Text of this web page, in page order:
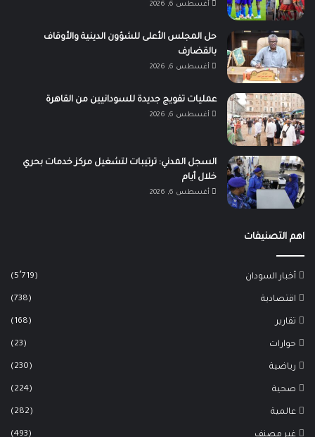
أغسطس 6, 2026
حل المجلس الأعلى للشؤون الدينية والأوقاف
بالقضارف
أغسطس 6, 2026
عمليات تفويج جديدة للسودانيين من القاهرة
أغسطس 6, 2026
السجل المدني: ترتيبات لتشغيل مركز خدمات بحري
خلال أيام
أغسطس 6, 2026
اهم التصنيفات
أخبار السودان (5٬719)
اقتصادية (738)
تقارير (168)
حوارات (23)
رياضية (230)
صحية (224)
عالمية (282)
غير مصنف (493)